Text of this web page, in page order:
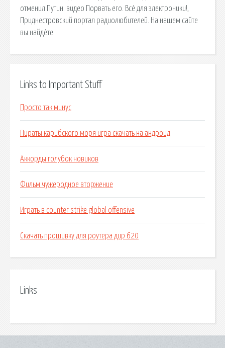
отменил Путин. видео Порвать его. Всё для электроники!,
Приднестровский портал радиолюбителей. На нашем сайте
вы найдёте.
Links to Important Stuff
Просто так минус
Пираты карибского моря игра скачать на андроид
Аккорды голубок новиков
Фильм чужеродное вторжение
Играть в counter strike global offensive
Скачать прошивку для роутера дир 620
Links